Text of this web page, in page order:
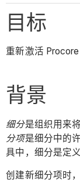
目标
重新激活
背景
细分是组织用来
分项是细分中的
具中，细分是定
创建新细分项时